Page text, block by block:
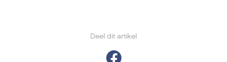
Deel dit artikel